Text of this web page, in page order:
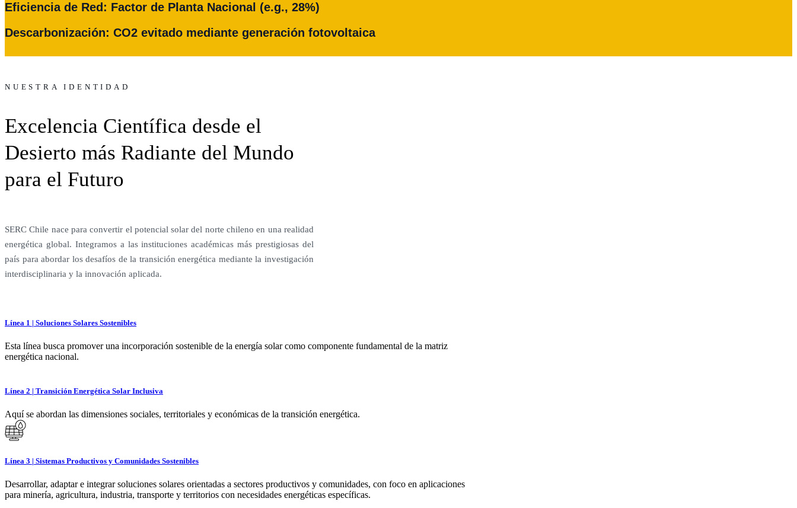
Eficiencia de Red: Factor de Planta Nacional (e.g., 28%)
Descarbonización: CO2 evitado mediante generación fotovoltaica
NUESTRA IDENTIDAD
Excelencia Científica desde el
Desierto más Radiante del Mundo
para el Futuro
SERC Chile nace para convertir el potencial solar del norte chileno en una realidad
energética global. Integramos a las instituciones académicas más prestigiosas del
país para abordar los desafíos de la transición energética mediante la investigación
interdisciplinaria y la innovación aplicada.
Línea 1 | Soluciones Solares Sostenibles
Esta línea busca promover una incorporación sostenible de la energía solar como componente fundamental de la matriz
energética nacional.
Línea 2 | Transición Energética Solar Inclusiva
Aquí se abordan las dimensiones sociales, territoriales y económicas de la transición energética.
Línea 3 | Sistemas Productivos y Comunidades Sostenibles
Desarrollar, adaptar e integrar soluciones solares orientadas a sectores productivos y comunidades, con foco en aplicaciones
para minería, agricultura, industria, transporte y territorios con necesidades energéticas específicas.